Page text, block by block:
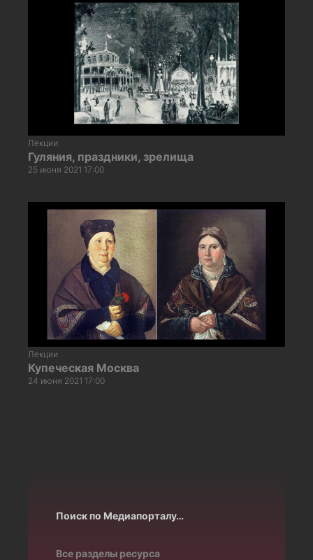
Лекции
Гуляния, праздники, зрелища
25 июня 2021 17:00
Лекции
Купеческая Москва
24 июня 2021 17:00
Поиск по Медиапорталу…
Все разделы ресурса